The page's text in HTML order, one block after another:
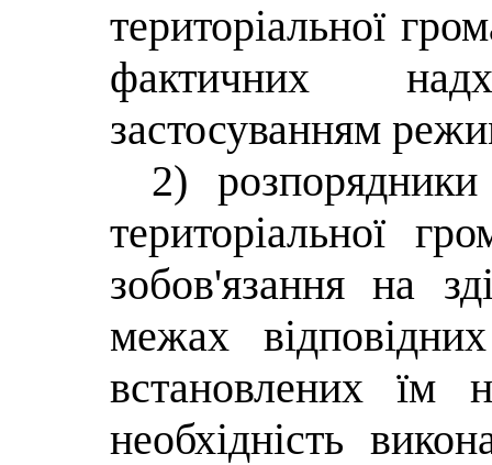
територіальної
фактичних
застосуванням
2)
територіальної
зобов'язання на
межах
встановлених їм
необхідність